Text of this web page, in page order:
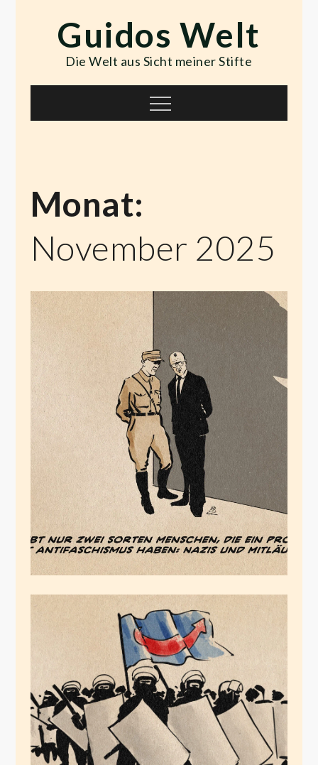
contentGuidos Welt
Die Welt aus Sicht meiner Stifte
Menu
Monat:
November 2025
Der Mitläufer
November 30, 2025
Vom Staat verlassen
November 29, 2025